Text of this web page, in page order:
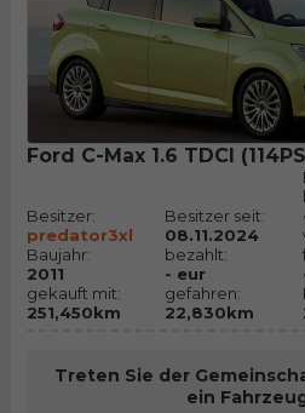
Ford C-Max 1.6 TDCI
Besitzer:
predator3xl
Baujahr:
2011
gekauft mit:
251,450km
Besitzer seit:
08.11.2024
bezahlt:
- eur
gefahren:
22,830km
Treten Sie der
ein